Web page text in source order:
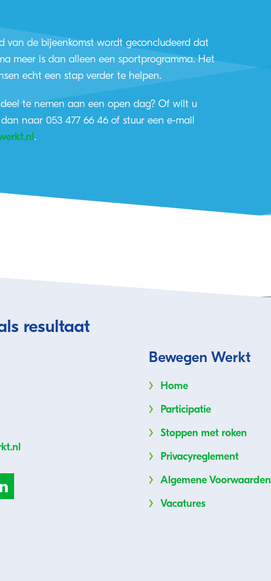
van de bijeenkomst wordt geconcludeerd dat
meer is dan alleen een sportprogramma. Het
echt een stap verder te helpen.
te nemen aan een open dag? Of wilt u
naar 053 477 66 46 of stuur een e-mail
.
resultaat
Bewegen Werkt
Home
Participatie
Stoppen met roken
Privacyreglement
Algemene Voorwaarden
Vacatures